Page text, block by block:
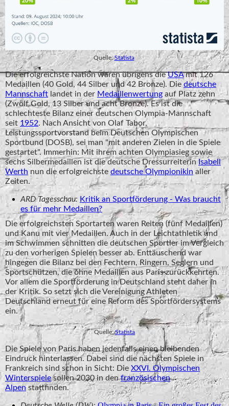
Quelle:Statista
Die erfolgreichste Nation waren übrigens dieUSAmit 126
Medaillen (40 Gold, 44 Silber und 42 Bronze). Die deutsche
Mannschaft landet in der Medaillenwertung auf Platz zehn
(Zwölf Gold, 13 Silber und acht Bronze). Es ist die
schlechteste Bilanz einer deutschen Olympia-Mannschaft
seit 1952. Nach Ansicht von Olaf Tabor,
Leistungssportvorstand beim Deutschen Olympischen
Sportbund (DOSB), sei man "mit anderen Zielen in die Spiele
gestartet". Immerhin: Mit ihrem achten Olympiasieg sowie
sechs Silbermedaillen ist die deutsche DressurreiterinIsabell
Werth nun die erfolgreichste deutsche Olympionikin aller
Zeiten.
ARD Tagesschau: Kritik an Sportförderung - Was braucht
es für mehr Medaillen?
Die erfolgreichsten Sportarten waren Reiten (fünf Medaillen)
und Kanu mit vier Medaillen. Auch in der Leichtathletik und
im Schwimmen schnitten die deutschen Sportler im Vergleich
zu den vorherigen Spielen besser ab. Enttäuschend war
hingegen die Bilanz bei den Fechtern, Ringern, Seglern und
Sportschützen, die ohne Medaillen aus Paris zurückkehrten.
Vor allem die Sportförderung in Deutschland steht daher in
der Kritik. So setzt sich die Vereinigung Athleten
Deutschland erneut für eine Reform des Sportfördersystems
ein.
Quelle:Statista
Die Spiele von Paris haben jedenfalls einen bleibenden
Eindruck hinterlassen. Dabei sind die nächsten Spiele in
Frankreich sind schon in Sicht: Die XXVI. Olympischen
Winterspielesollen 2030 in denfranzösischen
Alpenstattfinden.